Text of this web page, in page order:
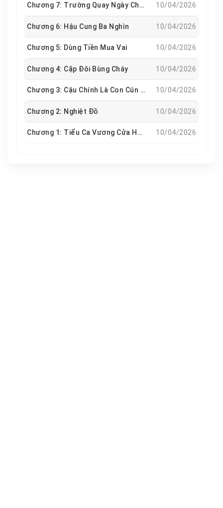
Chương 7: Trường Quay Ngày Chủ Nhật 10/04/2026
Chương 6: Hậu Cung Ba Nghìn 10/04/2026
Chương 5: Dùng Tiền Mua Vai 10/04/2026
Chương 4: Cặp Đôi Bùng Cháy 10/04/2026
Chương 3: Cậu Chính Là Con Cún Kia 10/04/2026
Chương 2: Nghiệt Đồ 10/04/2026
Chương 1: Tiểu Ca Vương Cửa Hàng Hai Tệ Và Anh Chàng Kính Râm 10/04/2026